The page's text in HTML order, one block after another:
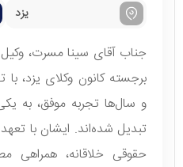
یزد
جناب آقای سینا مسرت،
برجسته کانون وکلای
و سال‌ها تجربه موفق، به
تبدیل شده‌اند. ایشان با
حقوقی خلاقانه، همراهی